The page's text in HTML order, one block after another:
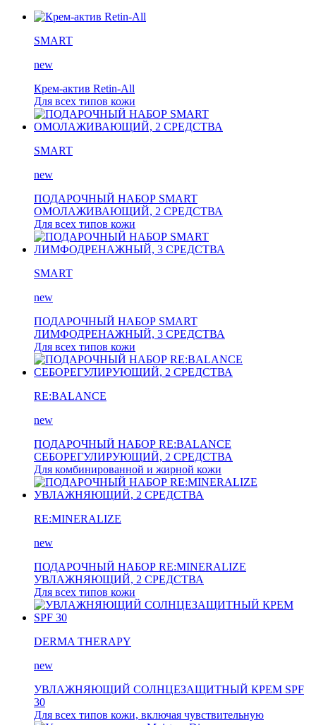
SMART
new
Крем-актив Retin-All
Для всех типов кожи
SMART
new
ПОДАРОЧНЫЙ НАБОР SMART
ОМОЛАЖИВАЮЩИЙ, 2 СРЕДСТВА
Для всех типов кожи
SMART
new
ПОДАРОЧНЫЙ НАБОР SMART
ЛИМФОДРЕНАЖНЫЙ, 3 СРЕДСТВА
Для всех типов кожи
RE:BALANCE
new
ПОДАРОЧНЫЙ НАБОР RE:BALANCE
СЕБОРЕГУЛИРУЮЩИЙ, 2 СРЕДСТВА
Для комбинированной и жирной кожи
RE:MINERALIZE
new
ПОДАРОЧНЫЙ НАБОР RE:MINERALIZE
УВЛАЖНЯЮЩИЙ, 2 СРЕДСТВА
Для всех типов кожи
DERMA THERAPY
new
УВЛАЖНЯЮЩИЙ СОЛНЦЕЗАЩИТНЫЙ КРЕМ SPF
30
Для всех типов кожи, включая чувствительную